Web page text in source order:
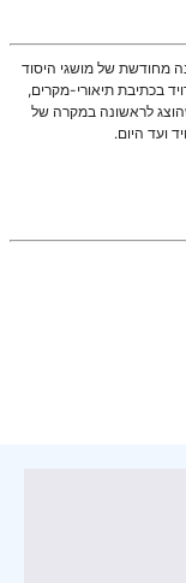
מחודשת של מושגי היסוד
בכתיבת תיאורי-מקרים,
לראשונה במקרה של
ועד היום.